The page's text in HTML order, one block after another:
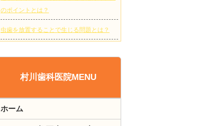
のポイントとは？
虫歯を放置することで生じる問題とは？
村川歯科医院MENU
ホーム